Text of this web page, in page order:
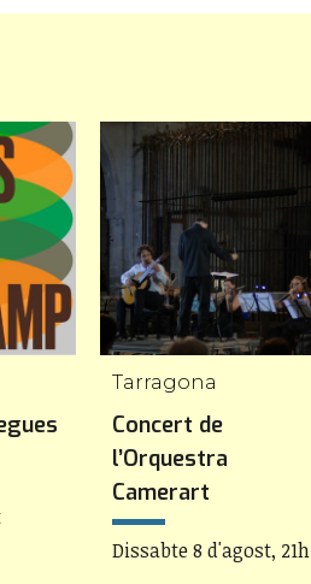
Tarragona
Concert de
l’Orquestra
Camerart
Dissabte 8 d'agost, 21h